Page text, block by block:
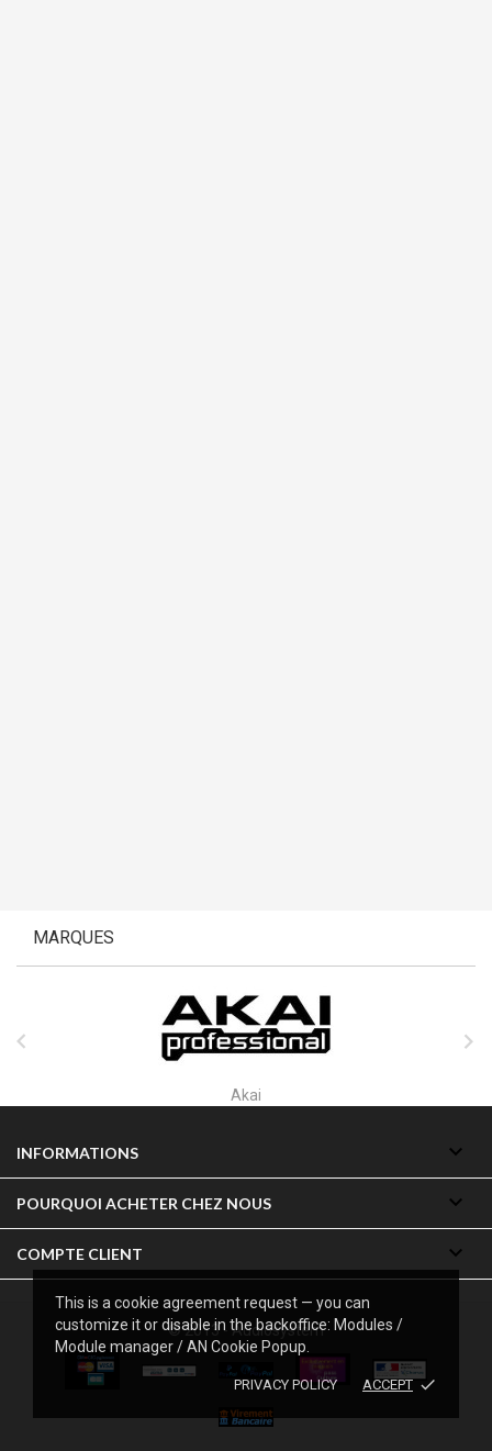
This is a cookie agreement request — you can
customize it or disable in the backoffice: Modules /
Module manager / AN Cookie Popup.
PRIVACY POLICY ACCEPT done
MARQUES

Alctron

INFORMATIONS 
POURQUOI ACHETER CHEZ NOUS 
COMPTE CLIENT 
© 2013 - Audiosystem